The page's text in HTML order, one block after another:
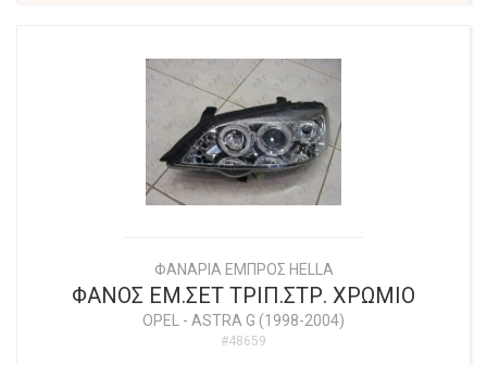
ΦΑΝΑΡΙΑ ΕΜΠΡΟΣ HELLA
ΦΑΝΟΣ ΕΜ.ΣΕΤ ΤΡΙΠ.ΣΤΡ. ΧΡΩΜΙΟ
OPEL - ASTRA G (1998-2004)
#48659